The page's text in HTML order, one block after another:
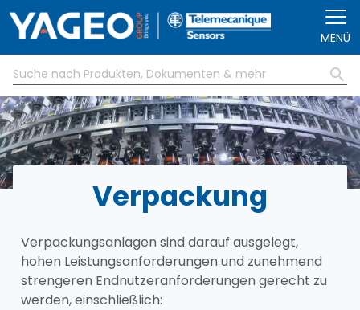
MENÜ
Verpackung
Verpackungsanlagen sind darauf ausgelegt,
hohen Leistungsanforderungen und zunehmend
strengeren Endnutzeranforderungen gerecht zu
werden, einschließlich: